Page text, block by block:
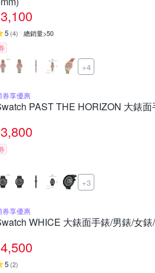
3,100
5 (4) 總銷量>50
+4
券享優惠
PAST THE HORIZON 大錶
3,800
+3
券享優惠
WHICE 大錶面手錶/男錶/女
4,500
5 (2)